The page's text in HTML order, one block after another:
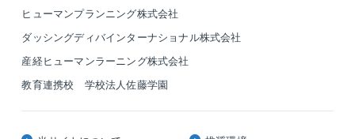
ヒューマンプランニング株式会社
ダッシングディバインターナショナル株式会社
産経ヒューマンラーニング株式会社
教育連携校 学校法人佐藤学園